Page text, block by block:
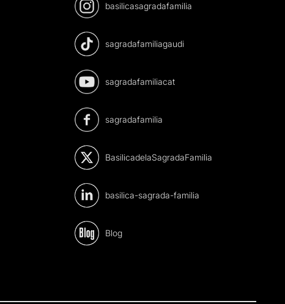
basilicasagradafamilia
sagradafamiliagaudi
sagradafamiliacat
sagradafamilia
BasilicadelaSagradaFamilia
basilica-sagrada-familia
Blog